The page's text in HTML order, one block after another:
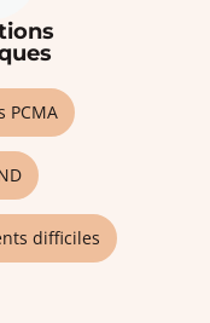
PCMA
difficiles